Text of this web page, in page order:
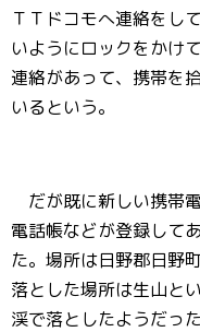
ＴＴドコモへ連絡をし
いようにロックをかけ
連絡があって、携帯を
いるという。
だが既に新しい携帯
電話帳などが登録して
た。場所は日野郡日野
落とした場所は生山と
渓で落としたようだっ